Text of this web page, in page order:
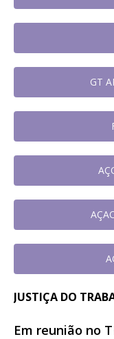
GT
JUSTIÇA DO
Em reunião no